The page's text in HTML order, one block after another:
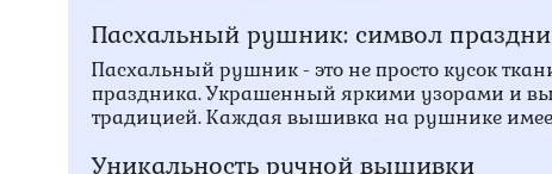
Пасхальный рушник: символ
Пасхальный рушник - это не просто кусок
праздника. Украшенный яркими узорами и
традицией. Каждая вышивка на рушнике имеет
Уникальность ручной вышивки